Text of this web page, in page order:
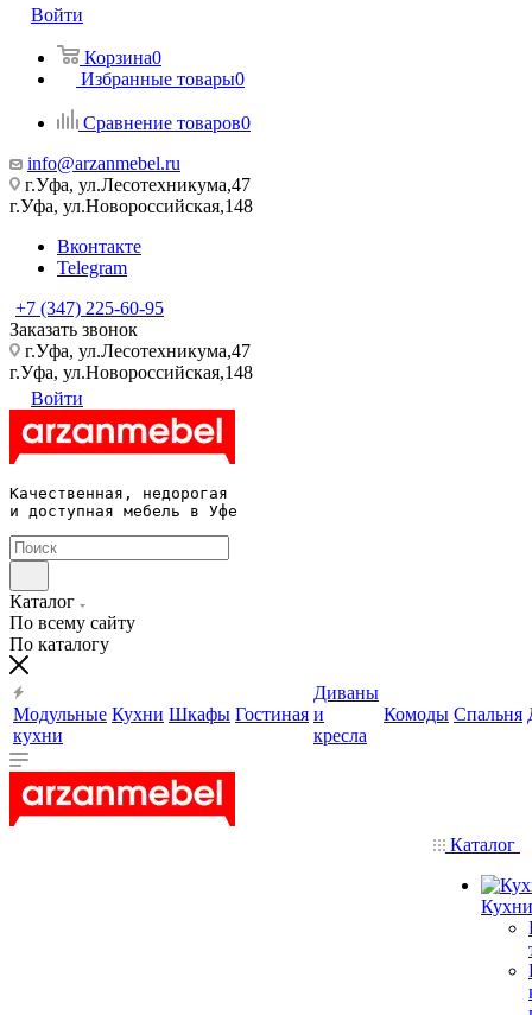
Войти
Корзина0
Избранные товары0
Сравнение товаров0
info@arzanmebel.ru
г.Уфа, ул.Лесотехникума,47
г.Уфа, ул.Новороссийская,148
Вконтакте
Telegram
+7 (347) 225-60-95
Заказать звонок
г.Уфа, ул.Лесотехникума,47
г.Уфа, ул.Новороссийская,148
Войти
Качественная, недорогая
и доступная мебель в Уфе
Каталог
По всему сайту
По каталогу
Модульные
кухни
Кухни Шкафы Гостиная
Диваны
и
кресла
Комоды Спальня
Каталог
Кухни